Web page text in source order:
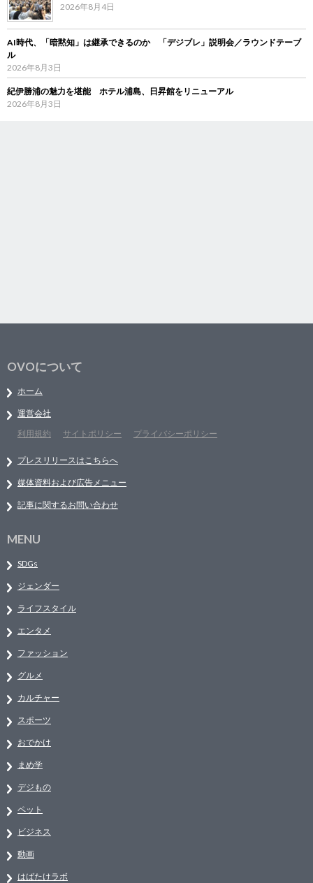
2026年8月4日
AI時代、「暗黙知」は継承できるのか 「デジブレ」説明会／ラウンドテーブ
ル
2026年8月3日
紀伊勝浦の魅力を堪能 ホテル浦島、日昇館をリニューアル
2026年8月3日
OVOについて
ホーム
運営会社
利用規約
サイトポリシー プライバシーポリシー
プレスリリースはこちらへ
媒体資料および広告メニュー
記事に関するお問い合わせ
MENU
SDGs
ジェンダー
ライフスタイル
エンタメ
ファッション
グルメ
カルチャー
スポーツ
おでかけ
まめ学
デジもの
ペット
ビジネス
動画
はばたけラボ